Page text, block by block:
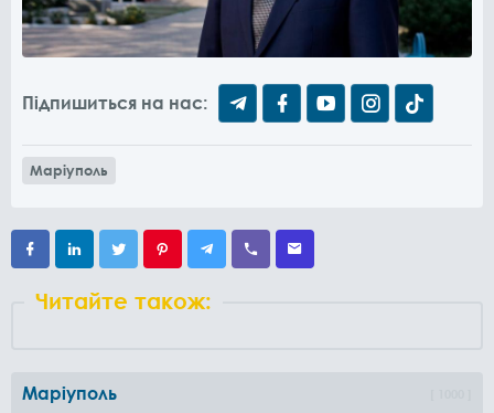
Підпишиться на нас:
Маріуполь
Читайте також:
Маріуполь